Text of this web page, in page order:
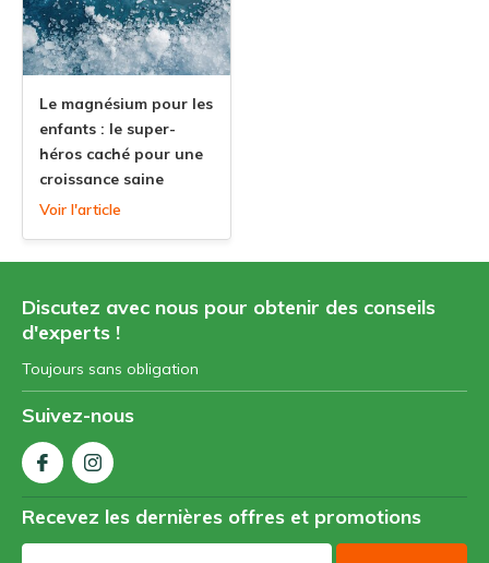
Le magnésium pour les
enfants : le super-
héros caché pour une
croissance saine
Voir l'article
Discutez avec nous pour obtenir des conseils
d'experts !
Toujours sans obligation
Suivez-nous
Recevez les dernières offres et promotions